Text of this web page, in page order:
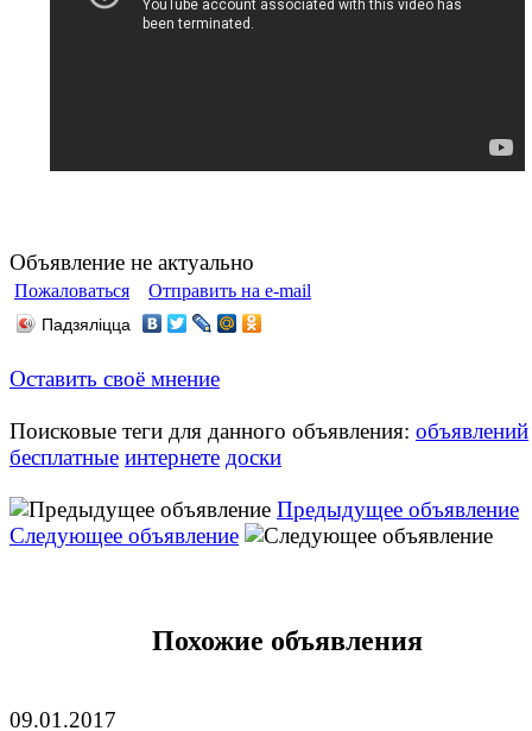
Объявление не актуально
Пожаловаться Отправить на e-mail
Падзяліцца
Оставить своё мнение
Поисковые теги для данного объявления: объявлений
бесплатные интернете доски
Предыдущее объявление
Следующее объявление
Похожие объявления
09.01.2017